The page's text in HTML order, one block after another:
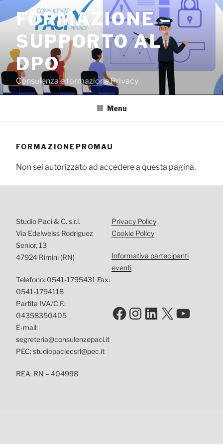
contenuto
FORMAZIONE –
SUPPORTO AL
DPO
Consulenza e formazione Privacy
Menu
FORMAZIONEPROMAU
Non sei autorizzato ad accedere a questa pagina.
Studio Paci & C. s.r.l.
Via Edelweiss Rodriguez
Senior, 13
47924 Rimini (RN)
Telefono: 0541-1795431 Fax:
0541-1794118
Partita IVA/C.F.:
04358350405
E-mail:
segreteria@consulenzepaci.it
PEC: studiopaciecsrl@pec.it
REA: RN – 404998
Privacy Policy
Cookie Policy
Informativa partecipanti
eventi
Facebook
Instagram
LinkedIn
X